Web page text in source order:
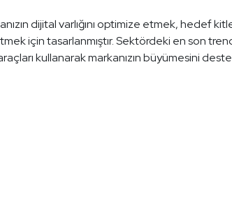
dijital varlığını optimize etmek, hedef
için tasarlanmıştır. Sektördeki en son
kullanarak markanızın büyümesini